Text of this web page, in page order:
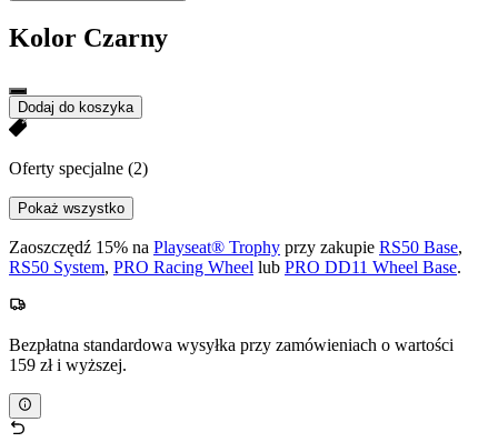
Kolor Czarny
Dodaj do koszyka
Oferty specjalne (2)
Pokaż wszystko
Zaoszczędź 15% na Playseat® Trophy przy zakupie RS50 Base,
RS50 System, PRO Racing Wheel lub PRO DD11 Wheel Base.
Bezpłatna standardowa wysyłka przy zamówieniach o wartości
159 zł i wyższej.